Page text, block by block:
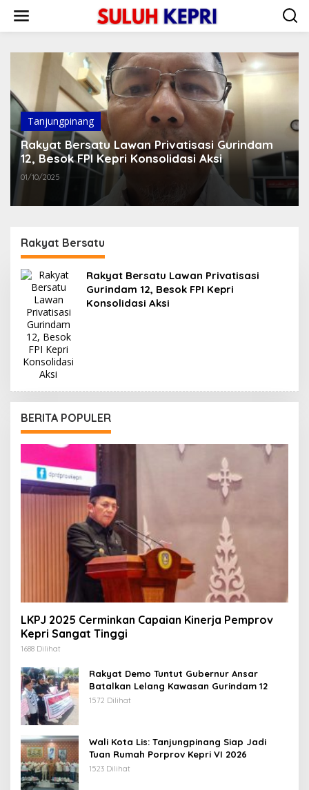
w
Tanjungpinang
Rakyat Bersatu Lawan Privatisasi Gurindam
12, Besok FPI Kepri Konsolidasi Aksi
01/10/2025
Rakyat Bersatu
Rakyat Bersatu Lawan Privatisasi
Gurindam 12, Besok FPI Kepri
Konsolidasi Aksi
BERITA POPULER
LKPJ 2025 Cerminkan Capaian Kinerja Pemprov
Kepri Sangat Tinggi
1688 Dilihat
Rakyat Demo Tuntut Gubernur Ansar
Batalkan Lelang Kawasan Gurindam 12
1572 Dilihat
Wali Kota Lis: Tanjungpinang Siap Jadi
Tuan Rumah Porprov Kepri VI 2026
1523 Dilihat